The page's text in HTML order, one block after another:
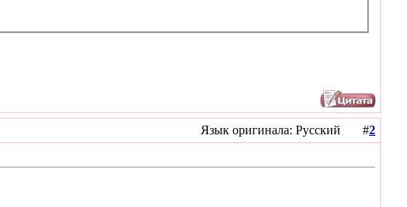
Язык оригинала: Русский #2